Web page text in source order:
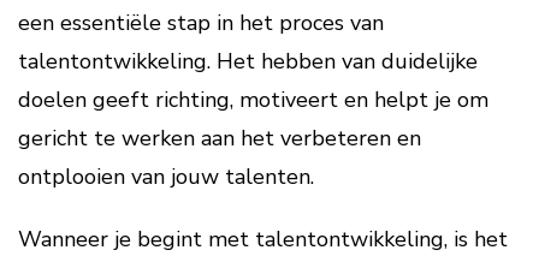
een essentiële stap in het proces van
talentontwikkeling. Het hebben van duidelijke
doelen geeft richting, motiveert en helpt je om
gericht te werken aan het verbeteren en
ontplooien van jouw talenten.
Wanneer je begint met talentontwikkeling, is het